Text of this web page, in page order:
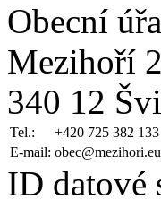
Obecní
Mezihoří
340 12
Tel.:
+420 725 382 133
E-mail: obec@mezihori.eu
ID datové